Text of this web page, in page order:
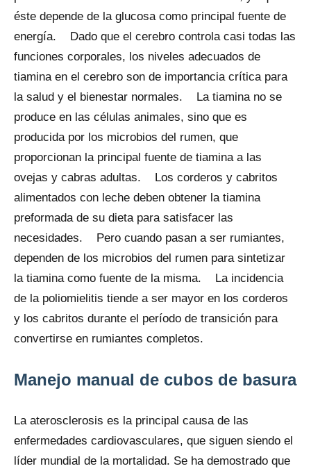
éste depende de la glucosa como principal fuente de
energía. Dado que el cerebro controla casi todas las
funciones corporales, los niveles adecuados de
tiamina en el cerebro son de importancia crítica para
la salud y el bienestar normales. La tiamina no se
produce en las células animales, sino que es
producida por los microbios del rumen, que
proporcionan la principal fuente de tiamina a las
ovejas y cabras adultas. Los corderos y cabritos
alimentados con leche deben obtener la tiamina
preformada de su dieta para satisfacer las
necesidades. Pero cuando pasan a ser rumiantes,
dependen de los microbios del rumen para sintetizar
la tiamina como fuente de la misma. La incidencia
de la poliomielitis tiende a ser mayor en los corderos
y los cabritos durante el período de transición para
convertirse en rumiantes completos.
Manejo manual de cubos de basura
La aterosclerosis es la principal causa de las
enfermedades cardiovasculares, que siguen siendo el
líder mundial de la mortalidad. Se ha demostrado que